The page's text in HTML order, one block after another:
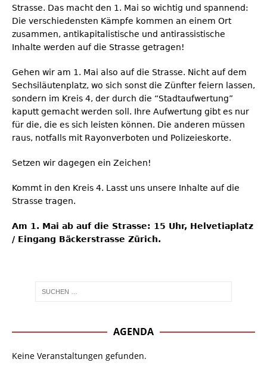
Strasse. Das macht den 1. Mai so wichtig und spannend:
Die verschiedensten Kämpfe kommen an einem Ort
zusammen, antikapitalistische und antirassistische
Inhalte werden auf die Strasse getragen!
Gehen wir am 1. Mai also auf die Strasse. Nicht auf dem
Sechsiläutenplatz, wo sich sonst die Zünfter feiern lassen,
sondern im Kreis 4, der durch die “Stadtaufwertung”
kaputt gemacht werden soll. Ihre Aufwertung gibt es nur
für die, die es sich leisten können. Die anderen müssen
raus, notfalls mit Rayonverboten und Polizeieskorte.
Setzen wir dagegen ein Zeichen!
Kommt in den Kreis 4. Lasst uns unsere Inhalte auf die
Strasse tragen.
Am 1. Mai ab auf die Strasse: 15 Uhr, Helvetiaplatz
/ Eingang Bäckerstrasse Zürich.
AGENDA
Keine Veranstaltungen gefunden.